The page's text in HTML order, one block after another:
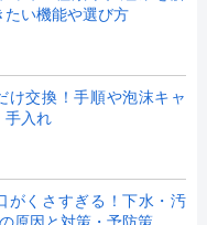
たい機能や選び方
け交換！手順や泡沫キャ
手入れ
がくさすぎる！下水・汚